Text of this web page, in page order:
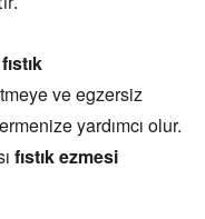
fıstık
ve egzersiz
yardımcı olur.
fıstık ezmesi